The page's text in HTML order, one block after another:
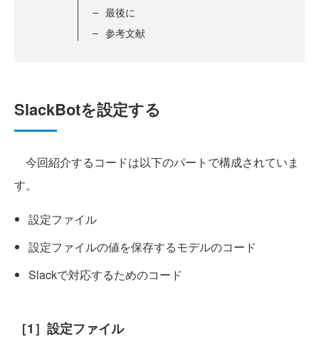
最後に
参考文献
SlackBotを設定する
今回紹介するコードは以下のパートで構成されていま
す。
設定ファイル
設定ファイルの値を保存するモデルのコード
Slackで対応するためのコード
［1］設定ファイル